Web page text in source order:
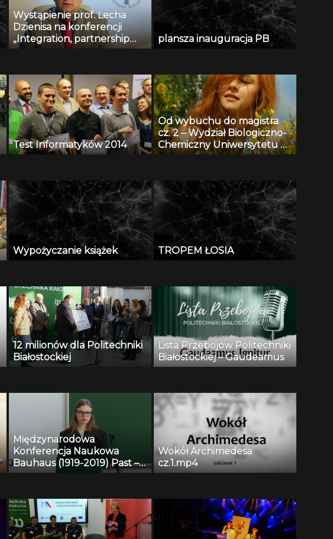
Wystąpienie prof. Lecha
Dzienisa na konferencji
„Integration, partnership
and innovations in civil
plansza inauguracja PB
Test Informatyków 2014
Od wybuchu do magistra
cz. 2 – Wydział Biologiczno-
Chemiczny Uniwersytetu w
Białymstoku
Wypożyczanie książek TROPEM ŁOSIA
12 milionów dla Politechniki
Białostockiej
Lista Przebojów Politechniki
Białostockiej – Gaudeamus
Międzynarodowa
Konferencja Naukowa
Bauhaus (1919-2019) Past –
Present – Future – Liva
Wokół Archimedesa
cz.1.mp4